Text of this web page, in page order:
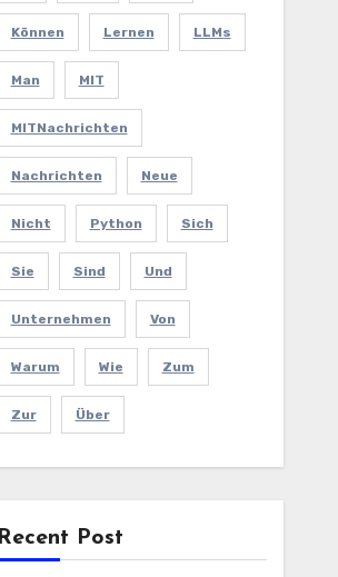
Können Lernen LLMs
Man MIT
MITNachrichten
Nachrichten Neue
Nicht Python Sich
Sie Sind Und
Unternehmen Von
Warum Wie Zum
Zur Über
Recent Post